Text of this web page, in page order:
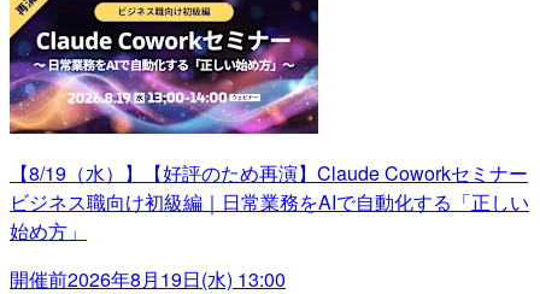
【8/19（水）】【好評のため再演】Claude Coworkセミナー
ビジネス職向け初級編｜日常業務をAIで自動化する「正しい
始め方」
開催前2026年8月19日(水) 13:00